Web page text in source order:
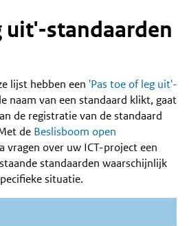
uit'-standaarden
lijst hebben een 'Pas toe of leg uit'-
naam van een standaard klikt, gaat
de registratie van de standaard
de Beslisboom open
vragen over uw ICT-project een
standaarden waarschijnlijk
situatie.